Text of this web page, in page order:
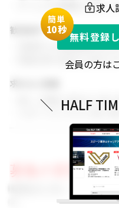
・チームでの協働を大切に
歓迎条件
・同業界での就業経験がある
・関連分野の知見をお持ち
求める人物像
・新しい挑戦に前向きに取
・スポーツビジネスに強い
募集の背景
事業拡大に伴い、組織体制
求人
簡単
10秒
無料登録
会員の方は
＼ HALF